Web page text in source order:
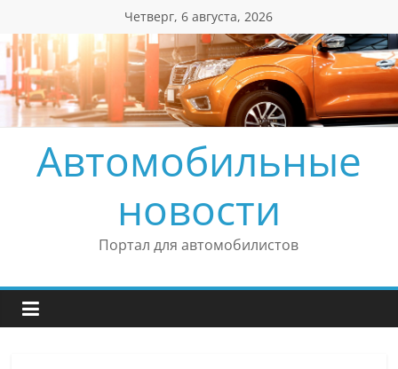
содержимому
Четверг, 6 августа, 2026
Автомобильные
новости
Портал для автомобилистов